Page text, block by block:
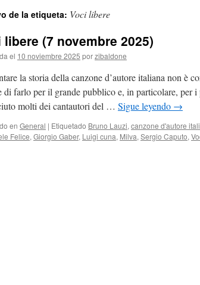
de la etiqueta: Voci libere
libere (7 novembre 2025)
el 10 noviembre 2025 porzibaldone
la storia della canzone d’autore italiana non è
di farlo per il grande pubblico e, in particolare, per
molti dei cantautori del … Sigue leyendo →
en General | Etiquetado Bruno Lauzi, canzone d'autore
Felice, Giorgio Gaber, Luigi cuna, Milva, Sergio Caputo,